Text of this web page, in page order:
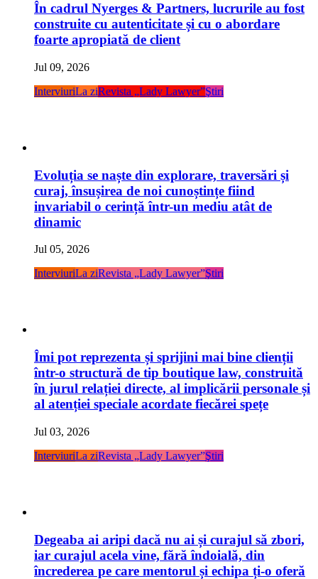
În cadrul Nyerges & Partners, lucrurile au fost
construite cu autenticitate și cu o abordare
foarte apropiată de client
Jul 09, 2026
InterviuriLa ziRevista „Lady Lawyer”Ştiri
Evoluția se naște din explorare, traversări și
curaj, însușirea de noi cunoștințe fiind
invariabil o cerință într-un mediu atât de
dinamic
Jul 05, 2026
InterviuriLa ziRevista „Lady Lawyer”Ştiri
Îmi pot reprezenta și sprijini mai bine clienții
într-o structură de tip boutique law, construită
în jurul relației directe, al implicării personale și
al atenției speciale acordate fiecărei spețe
Jul 03, 2026
InterviuriLa ziRevista „Lady Lawyer”Ştiri
Degeaba ai aripi dacă nu ai și curajul să zbori,
iar curajul acela vine, fără îndoială, din
încrederea pe care mentorul și echipa ți-o oferă